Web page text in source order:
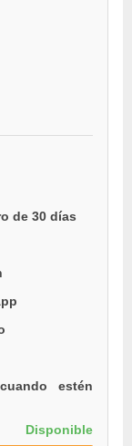
de 30 días
estén
Disponible